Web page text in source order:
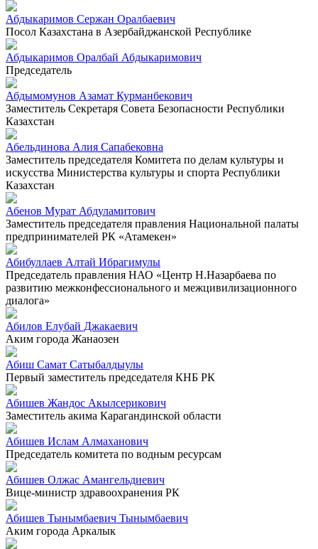
Абдыкаримов Сержан Оралбаевич
Посол Казахстана в Азербайджанской Республике
Абдыкаримов Оралбай Абдыкаримович
Председатель
Абдымомунов Азамат Курманбекович
Заместитель Секретаря Совета Безопасности Республики
Казахстан
Абельдинова Алия Сапабековна
Заместитель председателя Комитета по делам культуры и
искусства Министерства культуры и спорта Республики
Казахстан
Абенов Мурат Абдуламитович
Заместитель председателя правления Национальной палаты
предпринимателей РК «Атамекен»
Абибуллаев Алтай Ибрагимулы
Председатель правления НАО «Центр Н.Назарбаева по
развитию межконфессионального и межцивилизационного
диалога»
Абилов Елубай Джакаевич
Аким города Жанаозен
Абиш Самат Сатыбалдыулы
Первый заместитель председателя КНБ РК
Абишев Жандос Акылсерикович
Заместитель акима Карагандинской области
Абишев Ислам Алмаханович
Председатель комитета по водным ресурсам
Абишев Олжас Амангельдиевич
Вице-министр здравоохранения РК
Абишев Тынымбаевич Тынымбаевич
Аким города Аркалык